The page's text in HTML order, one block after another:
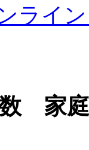
ライ
数 家